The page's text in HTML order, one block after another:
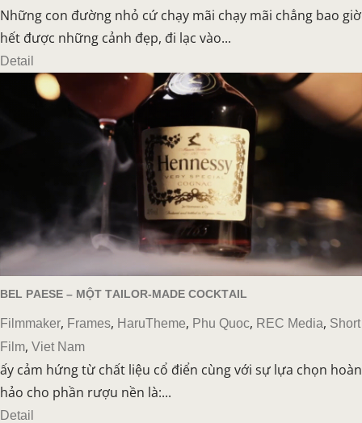
Những con đường nhỏ cứ chạy mãi chạy mãi chẳng bao giờ
hết được những cảnh đẹp, đi lạc vào...
Detail
BEL PAESE – MỘT TAILOR-MADE COCKTAIL
Filmmaker, Frames, HaruTheme, Phu Quoc, REC Media, Short
Film, Viet Nam
ấy cảm hứng từ chất liệu cổ điển cùng với sự lựa chọn hoàn
hảo cho phần rượu nền là:...
Detail